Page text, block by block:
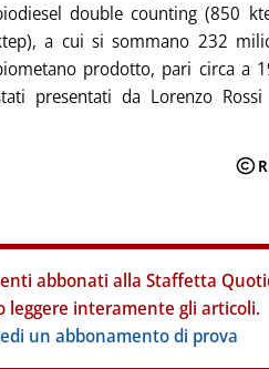
double counting (850
a cui si sommano 232
prodotto, pari circa a
presentati da Lorenzo
abbonati alla Staffetta
leggere interamente gli articoli.
un abbonamento di prova